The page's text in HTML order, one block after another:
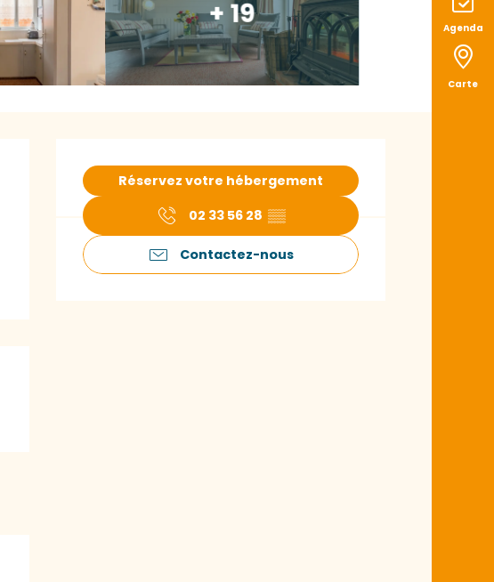
Agenda
Carte
+ 19
Ouverture et
Réservez votre hébergement
02 33 56 28 ▒▒
Contactez-nous